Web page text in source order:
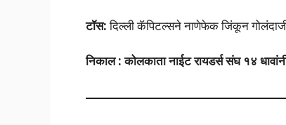
टॉस:दिल्ली कॅपिटल्सने नाणेफेक जिंकून
निकाल : कोलकाता नाईट रायडर्ससंघ १४